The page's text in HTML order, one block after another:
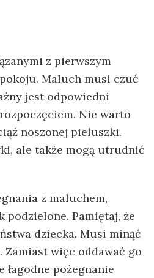
z pierwszym
Maluch musi czuć
jest odpowiedni
Nie warto
noszonej pieluszki.
ale także mogą utrudnić
z maluchem,
podzielone. Pamiętaj, że
dziecka. Musi minąć
więc oddawać go
łagodne pożegnanie